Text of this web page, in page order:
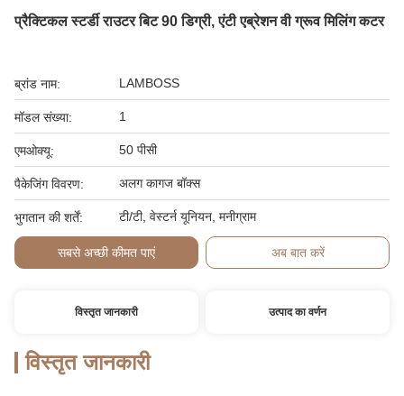
प्रैक्टिकल स्टर्डी राउटर बिट 90 डिग्री, एंटी एब्रेशन वी ग्रूव मिलिंग कटर
ब्रांड नाम: LAMBOSS
मॉडल संख्या: 1
एमओक्यू: 50 पीसी
पैकेजिंग विवरण: अलग कागज बॉक्स
भुगतान की शर्तें: टी/टी, वेस्टर्न यूनियन, मनीग्राम
सबसे अच्छी कीमत पाएं अब बात करें
विस्तृत जानकारी उत्पाद का वर्णन
विस्तृत जानकारी